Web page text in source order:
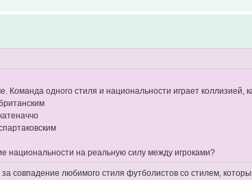
Команда одного стиля и национальности играет
национальности на реальную силу между игроками?
за совпадение любимого стиля футболистов со стилем,